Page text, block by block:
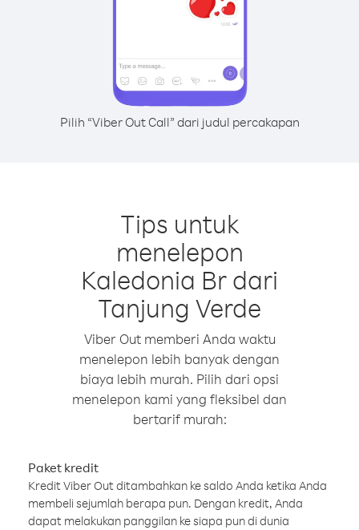
Pilih “Viber Out Call” dari judul percakapan
Tips untuk
menelepon
Kaledonia Br dari
Tanjung Verde
Viber Out memberi Anda waktu
menelepon lebih banyak dengan
biaya lebih murah. Pilih dari opsi
menelepon kami yang fleksibel dan
bertarif murah:
Paket kredit
Kredit Viber Out ditambahkan ke saldo Anda ketika Anda
membeli sejumlah berapa pun. Dengan kredit, Anda
dapat melakukan panggilan ke siapa pun di dunia